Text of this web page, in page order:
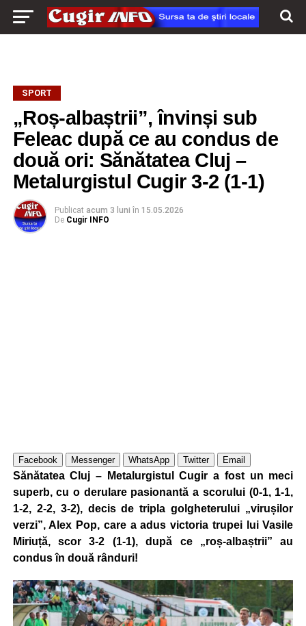
SPORT
„Roș-albaștrii”, învinși sub
Feleac după ce au condus de
două ori: Sănătatea Cluj –
Metalurgistul Cugir 3-2 (1-1)
Publicat acum 3 luni în 15.05.2026
De Cugir INFO
Facebook Messenger WhatsApp Twitter Email
Sănătatea Cluj – Metalurgistul Cugir a fost un meci
superb, cu o derulare pasionantă a scorului (0-1, 1-1,
1-2, 2-2, 3-2), decis de tripla golgheterului „virușilor
verzi”, Alex Pop, care a adus victoria trupei lui Vasile
Miriuță, scor 3-2 (1-1), după ce „roș-albaștrii” au
condus în două rânduri!